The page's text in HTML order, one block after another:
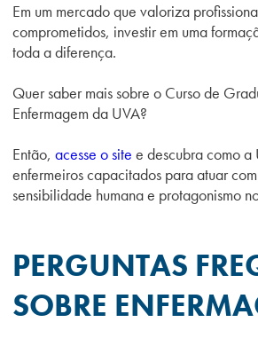
Em um mercado que valoriza
comprometidos, investir em uma
toda a diferença.
Quer saber mais sobre o Curso de
Enfermagem da UVA?
Então, acesse o site e descubra como a
enfermeiros capacitados para atuar
sensibilidade humana e protagonismo
PERGUNTAS
SOBRE